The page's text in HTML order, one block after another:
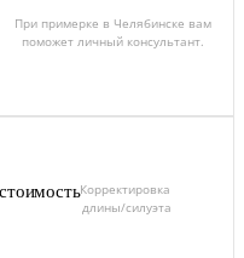
При примерке в Челябинске вам
поможет личный консультант.
Корректировка
длины/силуэта